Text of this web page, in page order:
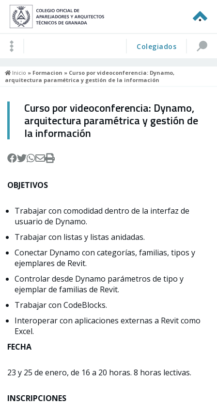
Colegiados
Inicio » Formacion » Curso por videoconferencia: Dynamo,
arquitectura paramétrica y gestión de la información
Curso por videoconferencia: Dynamo,
arquitectura paramétrica y gestión de
la información
OBJETIVOS
Trabajar con comodidad dentro de la interfaz de
usuario de Dynamo.
Trabajar con listas y listas anidadas.
Conectar Dynamo con categorías, familias, tipos y
ejemplares de Revit.
Controlar desde Dynamo parámetros de tipo y
ejemplar de familias de Revit.
Trabajar con CodeBlocks.
Interoperar con aplicaciones externas a Revit como
Excel.
FECHA
23 y 25 de enero, de 16 a 20 horas. 8 horas lectivas.
INSCRIPCIONES